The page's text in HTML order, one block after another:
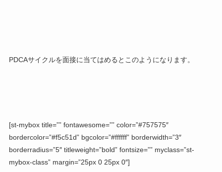
PDCAサイクルを面接に当てはめるとこのようになります。
[st-mybox title=”” fontawesome=”” color=”#757575″
bordercolor=”#f5c51d” bgcolor=”#ffffff” borderwidth=”3″
borderradius=”5″ titleweight=”bold” fontsize=”” myclass=”st-
mybox-class” margin=”25px 0 25px 0″]